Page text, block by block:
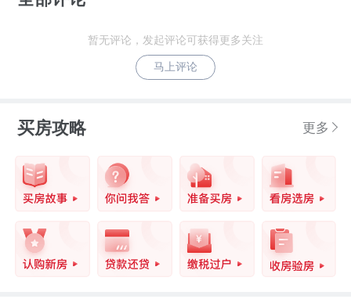
暂无评论，发起评论可获得更多关注
马上评论
买房攻略 更多